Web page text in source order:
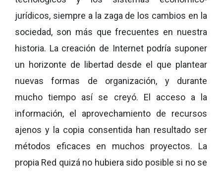
jurídicos, siempre a la zaga de los cambios en la
sociedad, son más que frecuentes en nuestra
historia. La creación de Internet podría suponer
un horizonte de libertad desde el que plantear
nuevas formas de organización, y durante
mucho tiempo así se creyó. El acceso a la
información, el aprovechamiento de recursos
ajenos y la copia consentida han resultado ser
métodos eficaces en muchos proyectos. La
propia Red quizá no hubiera sido posible si no se